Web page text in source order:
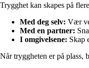
Trygghet kan skapes på
Med deg selv: Vær
Med en partner:
I omgivelsene: Skap
Når tryggheten er på plass,